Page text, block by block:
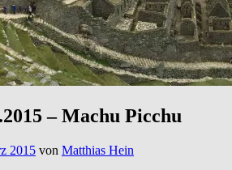
– Machu Picchu
2015 von Matthias Hein